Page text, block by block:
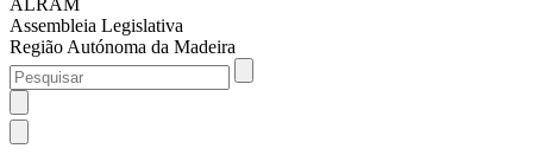
Assembleia Legislativa
Região Autónoma da Madeira